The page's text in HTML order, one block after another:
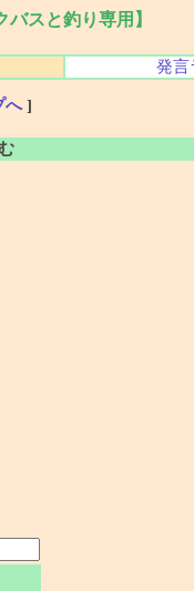
スと釣り専用】
発言
へ]